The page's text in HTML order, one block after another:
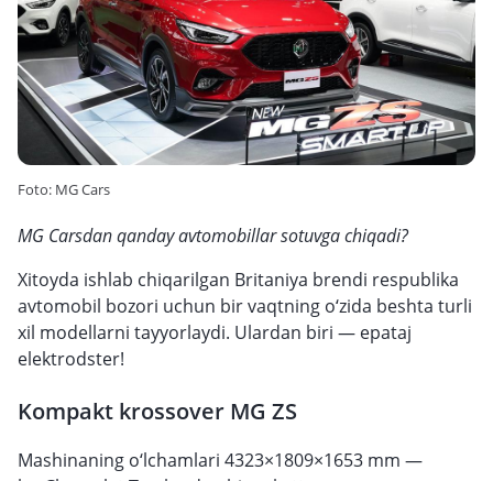
Foto: MG Cars
MG Carsdan qanday avtomobillar sotuvga chiqadi?
Xitoyda ishlab chiqarilgan Britaniya brendi respublika
avtomobil bozori uchun bir vaqtning o‘zida beshta turli
xil modellarni tayyorlaydi. Ulardan biri — epataj
elektrodster!
Kompakt krossover MG ZS
Mashinaning o‘lchamlari 4323×1809×1653 mm —